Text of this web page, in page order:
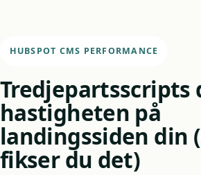
HUBSPOT CMS PERFORMANCE
Tredjepartsscripts
hastigheten på
landingssiden din
fikser du det)